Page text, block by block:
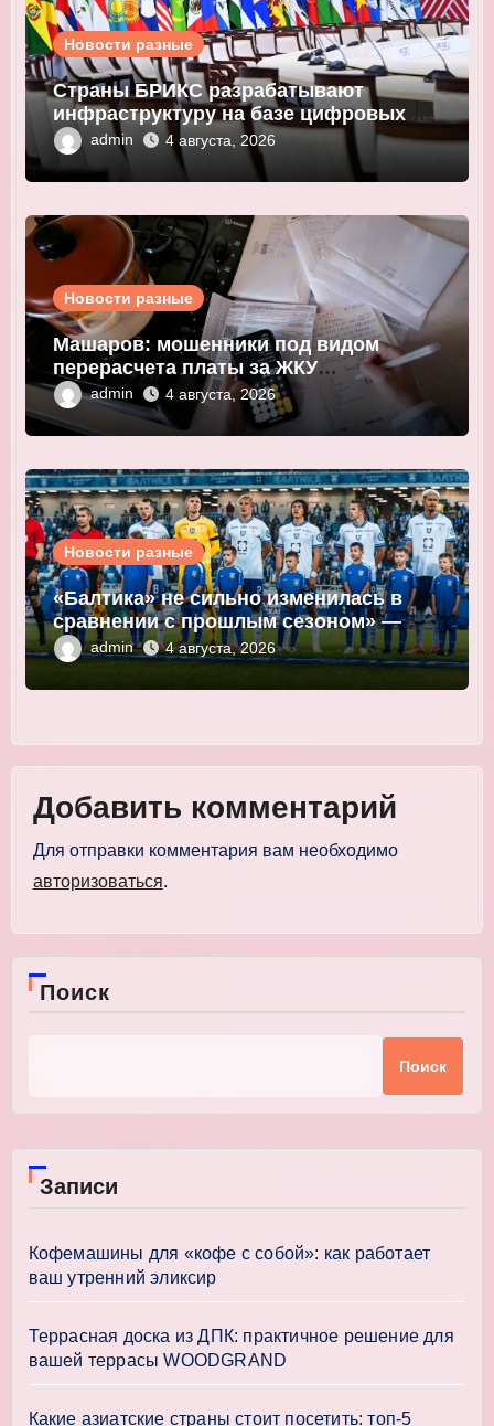
Новости разные
Страны БРИКС разрабатывают
инфраструктуру на базе цифровых
валют центробанков
admin 4 августа, 2026
Новости разные
Машаров: мошенники под видом
перерасчета платы за ЖКУ
выманивают персональные данные
admin 4 августа, 2026
Новости разные
«Балтика» не сильно изменилась в
сравнении с прошлым сезоном» —
Морadmin 4 августа, 2026
Добавить комментарий
Для отправки комментария вам необходимо
авторизоваться.
Поиск
Поиск
Записи
Кофемашины для «кофе с собой»: как работает
ваш утренний эликсир
Террасная доска из ДПК: практичное решение для
вашей террасы WOODGRAND
Какие азиатские страны стоит посетить: топ-5